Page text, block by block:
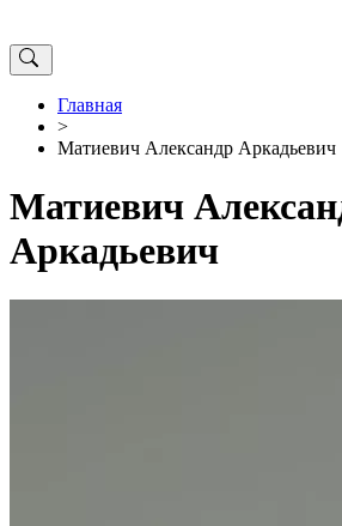
Главная
>
Матиевич Александр Аркадьевич
Матиевич
Аркадьевич